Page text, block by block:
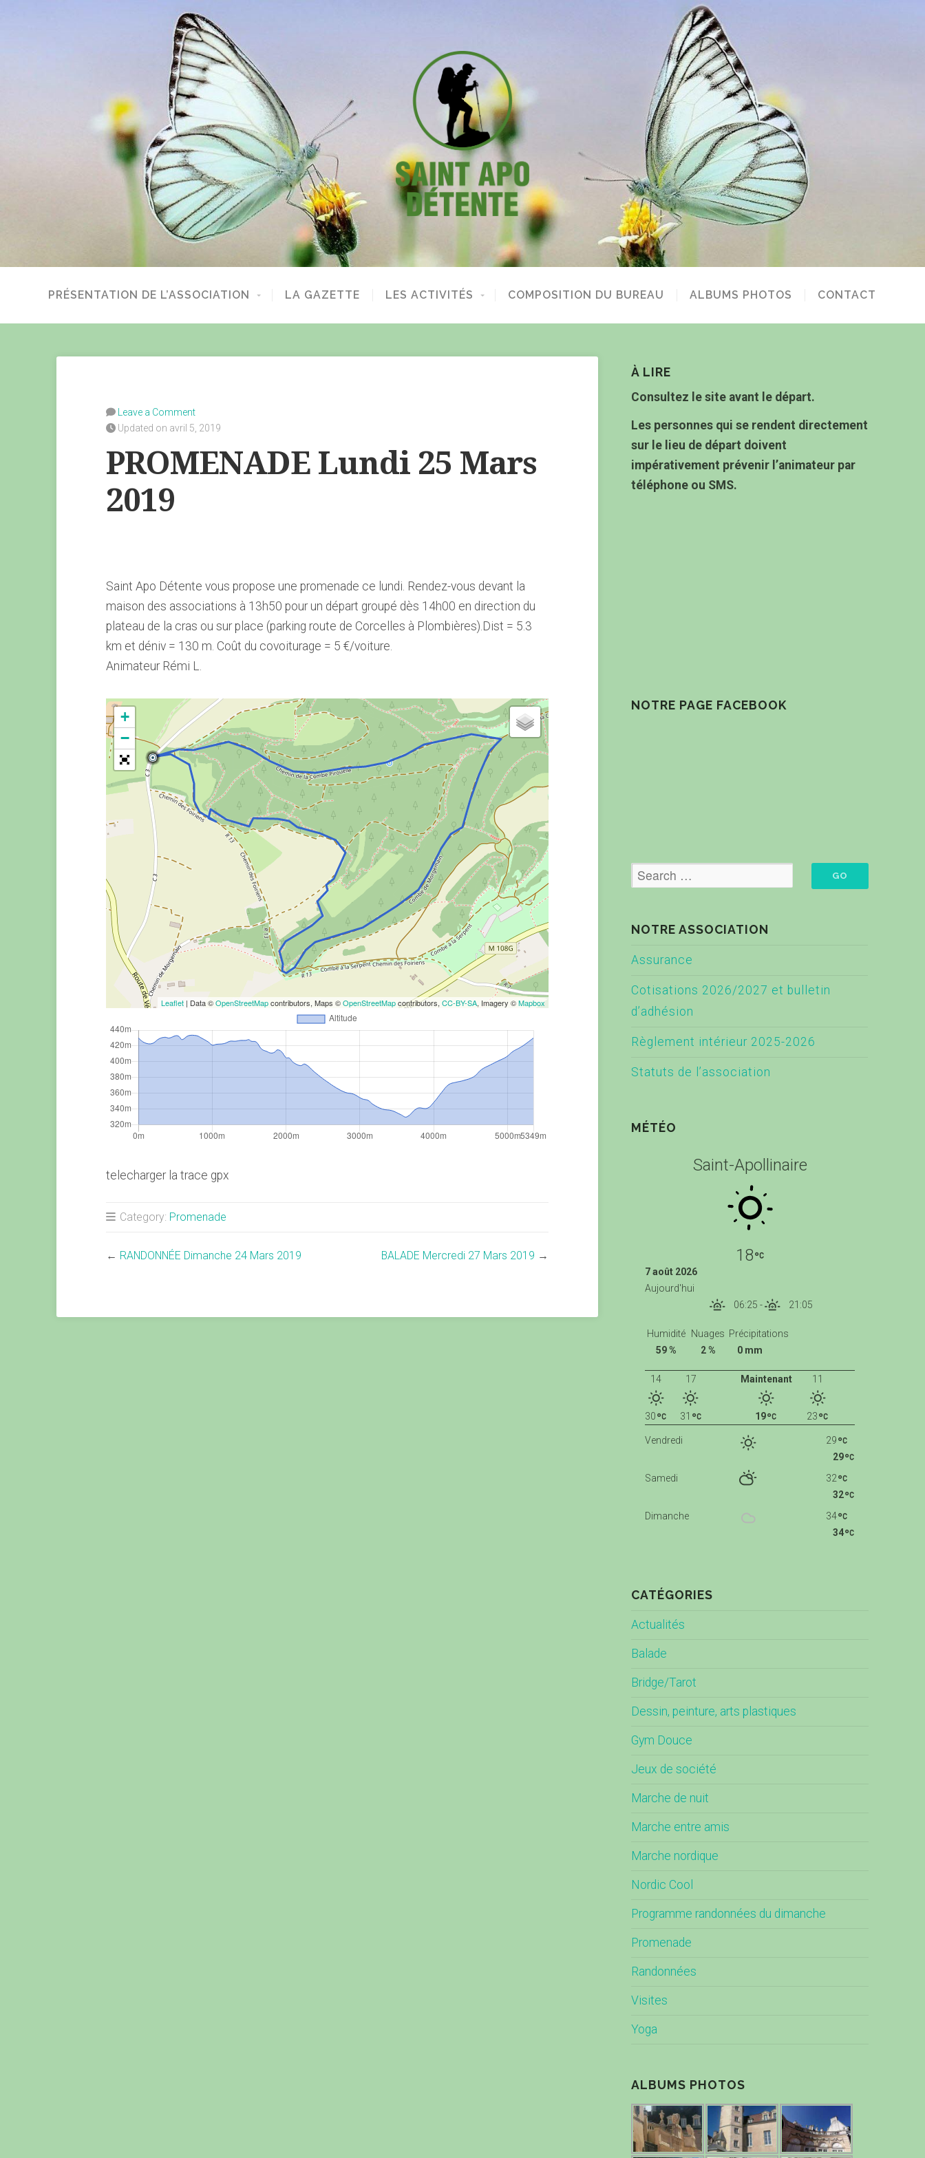
PRÉSENTATION DE L’ASSOCIATION LA GAZETTE LES ACTIVITÉS COMPOSITION DU BUREAU ALBUMS PHOTOS CONTACT
Leave a Comment
Updated on avril 5, 2019
PROMENADE Lundi 25 Mars
2019
Saint Apo Détente vous propose une promenade ce lundi. Rendez-vous devant la
maison des associations à 13h50 pour un départ groupé dès 14h00 en direction du
plateau de la cras ou sur place (parking route de Corcelles à Plombières).Dist = 5.3
km et déniv = 130 m. Coût du covoiturage = 5 €/voiture.
Animateur Rémi L.
+
−
Leaflet | Data ©OpenStreetMapcontributors, Maps ©OpenStreetMapcontributors,CC-BY-SA, Imagery ©Mapbox
telecharger la trace gpx
Category: Promenade
← RANDONNÉE Dimanche 24 Mars 2019 BALADE Mercredi 27 Mars 2019 →
À LIRE
Consultez le site avant le départ.
Les personnes qui se rendent directement
sur le lieu de départ doivent
impérativement prévenir l’animateur par
téléphone ou SMS.
NOTRE PAGE FACEBOOK
NOTRE ASSOCIATION
Assurance
Cotisations 2026/2027 et bulletin
d’adhésion
Règlement intérieur 2025-2026
Statuts de l’association
MÉTÉO
Saint-Apollinaire
18
7 août 2026
Aujourd'hui
06:25 - 21:05
Humidité
59 %
Nuages
2 %
Précipitations
0 mm
Maintenant
19
11
23
14
30
17
31
Vendredi
29
29
Samedi
32
32
Dimanche
34
34
CATÉGORIES
Actualités
Balade
Bridge/Tarot
Dessin, peinture, arts plastiques
Gym Douce
Jeux de société
Marche de nuit
Marche entre amis
Marche nordique
Nordic Cool
Programme randonnées du dimanche
Promenade
Randonnées
Visites
Yoga
ALBUMS PHOTOS